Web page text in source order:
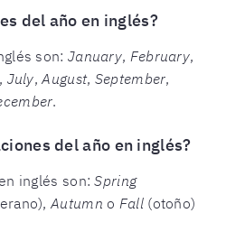
del año en inglés?
son: January, February,
July,August, September,
.
del año en inglés?
inglés son:Spring
Autumn o Fall(otoño)